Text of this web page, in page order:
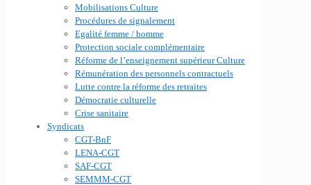
Mobilisations Culture
Procédures de signalement
Egalité femme / homme
Protection sociale complémentaire
Réforme de l’enseignement supérieur Culture
Rémunération des personnels contractuels
Lutte contre la réforme des retraites
Démocratie culturelle
Crise sanitaire
Syndicats
CGT-BnF
LENA-CGT
SAF-CGT
SEMMM-CGT